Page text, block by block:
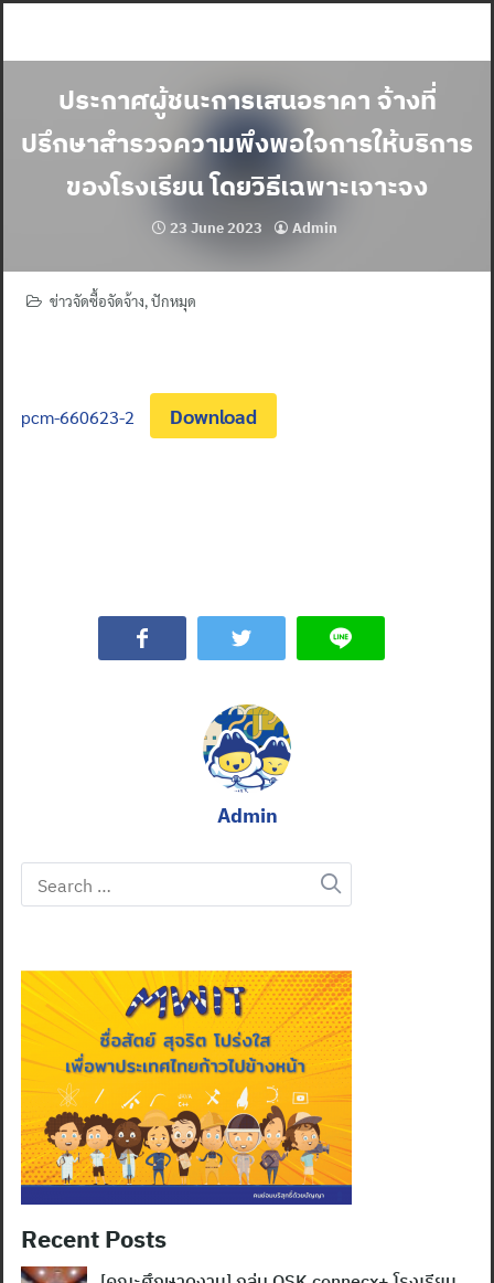
ประกาศผู้ชนะการเสนอราคา จ้างที่
ปรึกษาสำรวจความพึงพอใจการให้บริการ
ของโรงเรียน โดยวิธีเฉพาะเจาะจง
23 June 2023 Admin
ข่าวจัดซื้อจัดจ้าง,ปักหมุด
pcm-660623-2 Download
Admin
Search
for:
Recent Posts